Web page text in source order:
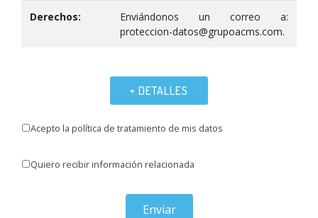
Derechos:
Enviándonos un correo a:
proteccion-datos@grupoacms.com.
+ DETALLES
Acepto la política de tratamiento de mis datos
Quiero recibir información relacionada
Enviar